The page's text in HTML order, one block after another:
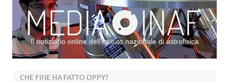
Il notiziario online dell’Istituto nazionale di astrofisica
CHE FINE HA FATTO OPPY?